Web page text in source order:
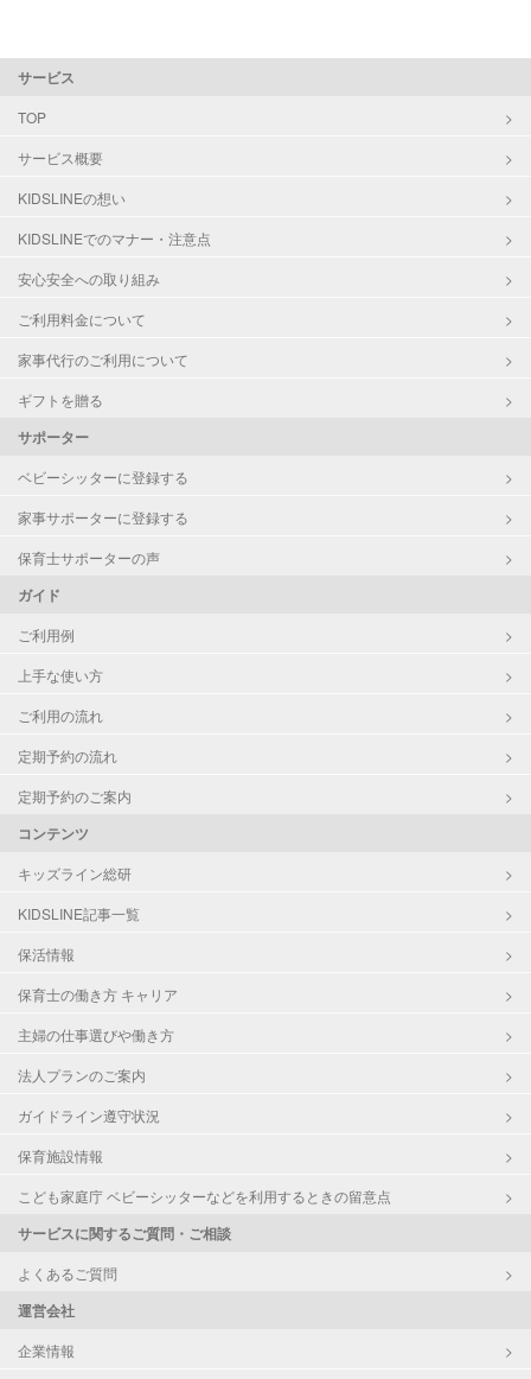
サービス
TOP
サービス概要
KIDSLINEの想い
KIDSLINEでのマナー・注意点
安心安全への取り組み
ご利用料金について
家事代行のご利用について
ギフトを贈る
サポーター
ベビーシッターに登録する
家事サポーターに登録する
保育士サポーターの声
ガイド
ご利用例
上手な使い方
ご利用の流れ
定期予約の流れ
定期予約のご案内
コンテンツ
キッズライン総研
KIDSLINE記事一覧
保活情報
保育士の働き方 キャリア
主婦の仕事選びや働き方
法人プランのご案内
ガイドライン遵守状況
保育施設情報
こども家庭庁 ベビーシッターなどを利用するときの留意点
サービスに関するご質問・ご相談
よくあるご質問
運営会社
企業情報